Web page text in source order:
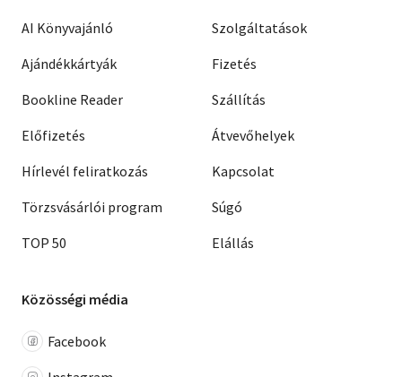
AI Könyvajánló
Ajándékkártyák
Bookline Reader
Előfizetés
Hírlevél feliratkozás
Törzsvásárlói program
TOP 50
Szolgáltatások
Fizetés
Szállítás
Átvevőhelyek
Kapcsolat
Súgó
Elállás
Közösségi média
Facebook